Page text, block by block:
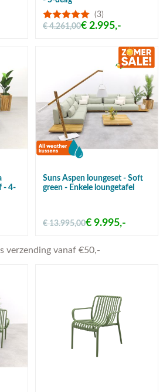
(3)
€ 4.261,00€ 2.995,-
- 4-
Suns Aspen loungeset - Soft
green - Enkele loungetafel
€ 13.995,00€ 9.995,-
verzending vanaf €50,-